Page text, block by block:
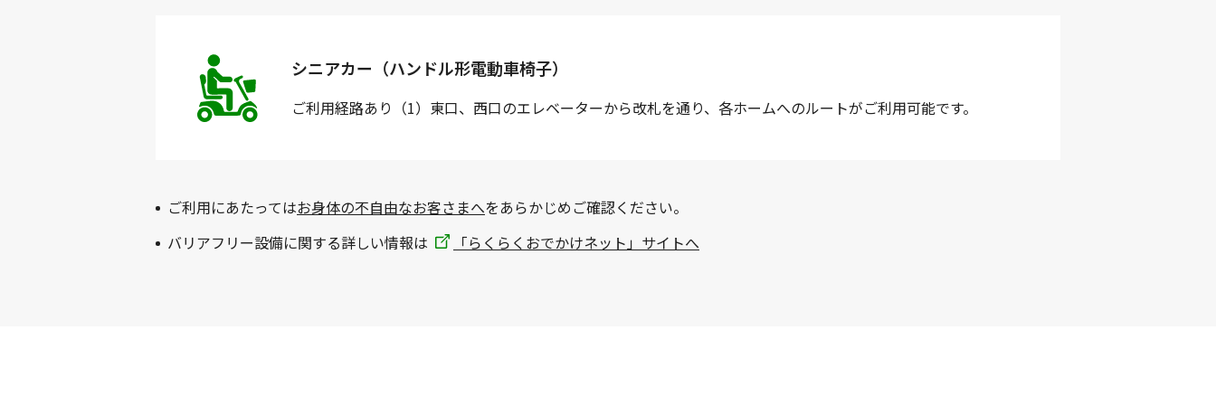
シニアカー（ハンドル形電動車椅子）
ご利用経路あり （1）東口、西口のエレベーターから改札を通り、各ホームへのルートがご利用可能です。
ご利用にあたってはお身体の不自由なお客さまへをあらかじめご確認ください。
バリアフリー設備に関する詳しい情報は
「らくらくおでかけネット」サイトへ